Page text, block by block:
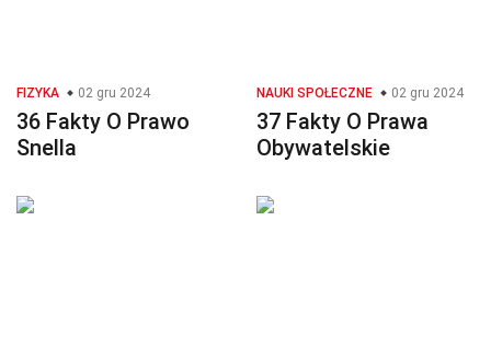
FIZYKA 02 gru 2024
36 Fakty O Prawo
Snella
NAUKI SPOŁECZNE 02 gru 2024
37 Fakty O Prawa
Obywatelskie